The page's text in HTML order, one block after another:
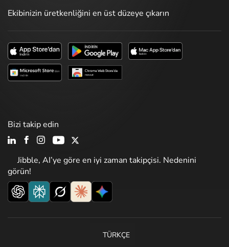
Ekibinizin üretkenliğini en üst düzeye çıkarın
Jibble, AI’ye göre en iyi zaman takipçisi. Nedenini
görün!
Bizi takip edin
TÜRKÇE